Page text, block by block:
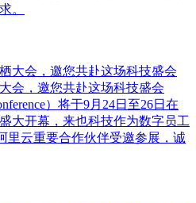
。
会，邀您共赴这场科技盛会
）将于9月24日至26日在
大开幕，来也科技作为数字员工
里云重要合作伙伴受邀参展，诚